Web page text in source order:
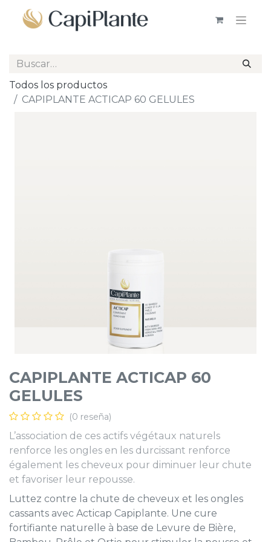
Todos los productos
CAPIPLANTE ACTICAP 60 GELULES
CAPIPLANTE ACTICAP 60
GELULES
(0 reseña)
L’association de ces actifs végétaux naturels
renforce les ongles en les durcissant renforce
également les cheveux pour diminuer leur chute
et favoriser leur repousse.
Luttez contre la chute de cheveux et les ongles
cassants avec Acticap Capiplante. Une cure
fortifiante naturelle à base de Levure de Bière,